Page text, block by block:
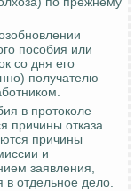
пособия или
со дня его
получателю
в протоколе
причины отказа.
причины
и
заявления,
в отдельное дело.